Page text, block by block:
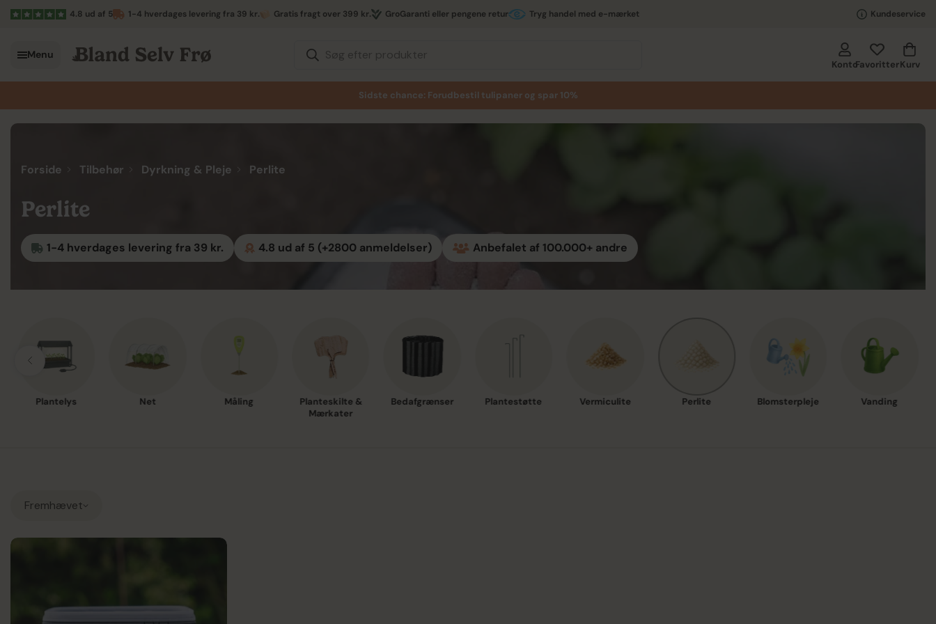
4.8 ud af 5 1-4 hverdages levering fra 39 kr. Gratis fragt over 399 kr. GroGaranti eller pengene retur Tryg handel med e-mærket Kundeservice
Menu Søg efter produkter
KontoFavoritterKurv
Sidste chance: Forudbestil tulipaner og spar 10%
Forside Tilbehør Dyrkning & Pleje Perlite
Perlite
1-4 hverdages levering fra 39 kr. 4.8 ud af 5 (+2800 anmeldelser) Anbefalet af 100.000+ andre
Plantelys Net Måling
Planteskilte &
Mærkater
Bedafgrænser Plantestøtte Vermiculite Perlite Blomsterpleje Vanding
Fremhævet